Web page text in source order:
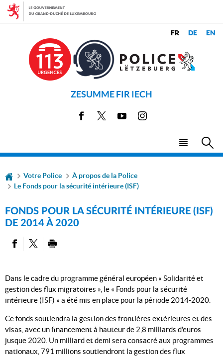
Aller
Aller
ZESUMME FIR IECH
Facebook YoutubeInstagram
Menu
LANGUE
Votre Police
À propos de la Police
Le Fonds pour la sécurité intérieure (ISF)
FONDS POUR LA SÉCURITÉ INTÉRIEURE (ISF)
DE 2014 À 2020
Dans le cadre du programme général européen « Solidarité et
gestion des flux migratoires », le « Fonds pour la sécurité
intérieure (ISF) » a été mis en place pour la période 2014-2020.
Ce fonds soutiendra la gestion des frontières extérieures et des
visas, avec un financement à hauteur de 2,8 milliards d'euros
jusque 2020. Un milliard et demi sera consacré aux programmes
nationaux, 791 millions soutiendront la gestion des flux